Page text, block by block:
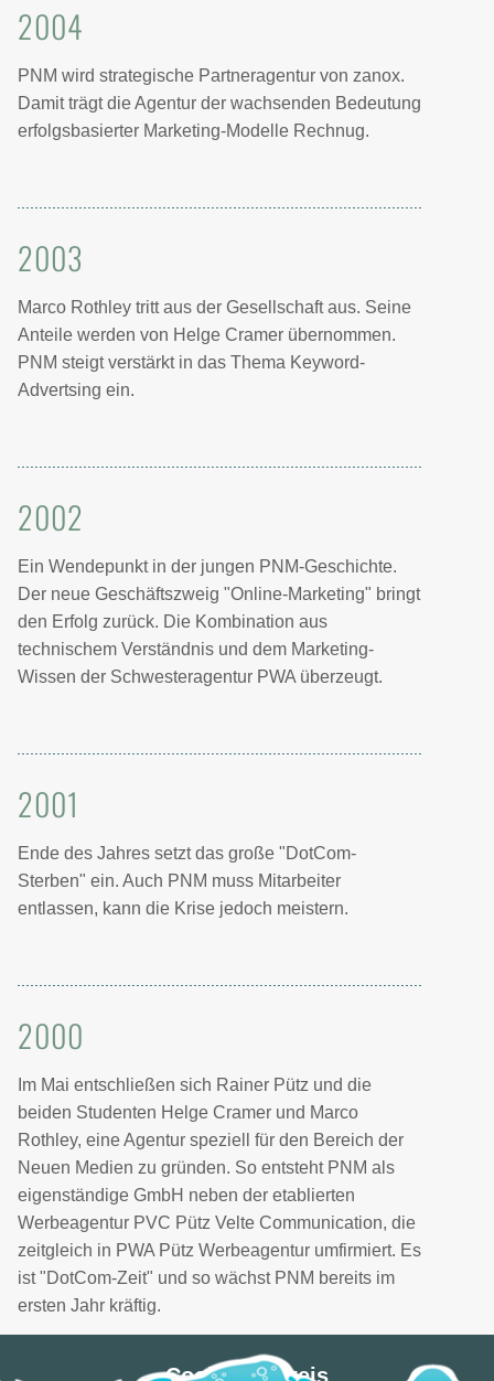
Cookie Hinweis
2004
PNM wird strategische Partneragentur von zanox.
Damit trägt die Agentur der wachsenden Bedeutung
erfolgsbasierter Marketing-Modelle Rechnug.
2003
Marco Rothley tritt aus der Gesellschaft aus. Seine
Anteile werden von Helge Cramer übernommen.
PNM steigt verstärkt in das Thema Keyword-
Advertsing ein.
2002
Ein Wendepunkt in der jungen PNM-Geschichte.
Der neue Geschäftszweig "Online-Marketing" bringt
den Erfolg zurück. Die Kombination aus
technischem Verständnis und dem Marketing-
Wissen der Schwesteragentur PWA überzeugt.
2001
Ende des Jahres setzt das große "DotCom-
Sterben" ein. Auch PNM muss Mitarbeiter
entlassen, kann die Krise jedoch meistern.
2000
Im Mai entschließen sich Rainer Pütz und die
beiden Studenten Helge Cramer und Marco
Rothley, eine Agentur speziell für den Bereich der
Neuen Medien zu gründen. So entsteht PNM als
eigenständige GmbH neben der etablierten
Werbeagentur PVC Pütz Velte Communication, die
zeitgleich in PWA Pütz Werbeagentur umfirmiert. Es
ist "DotCom-Zeit" und so wächst PNM bereits im
ersten Jahr kräftig.